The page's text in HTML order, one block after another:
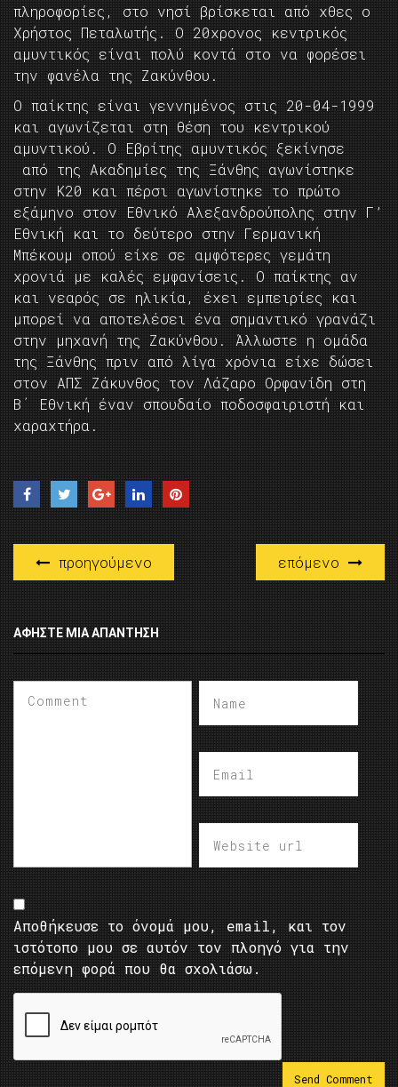
πληροφορίες, στο νησί βρίσκεται από χθες ο
Χρήστος Πεταλωτής. Ο 20χρονος κεντρικός
αμυντικός είναι πολύ κοντά στο να φορέσει
την φανέλα της Ζακύνθου.
Ο παίκτης είναι γεννημένος στις 20-04-1999
και αγωνίζεται στη θέση του κεντρικού
αμυντικού. Ο Εβρίτης αμυντικός ξεκίνησε
από της Ακαδημίες της Ξάνθης αγωνίστηκε
στην Κ20 και πέρσι αγωνίστηκε το πρώτο
εξάμηνο στον Εθνικό Αλεξανδρούπολης στην Γ’
Εθνική και το δεύτερο στην Γερμανική
Μπέκουμ οπού είχε σε αμφότερες γεμάτη
χρονιά με καλές εμφανίσεις. Ο παίκτης αν
και νεαρός σε ηλικία, έχει εμπειρίες και
μπορεί να αποτελέσει ένα σημαντικό γρανάζι
στην μηχανή της Ζακύνθου. Άλλωστε η ομάδα
της Ξάνθης πριν από λίγα χρόνια είχε δώσει
στον ΑΠΣ Ζάκυνθος τον Λάζαρο Ορφανίδη στη
Β΄ Εθνική έναν σπουδαίο ποδοσφαιριστή και
χαραχτήρα.
προηγούμενο επόμενο
ΑΦΉΣΤΕ ΜΙΑ ΑΠΆΝΤΗΣΗ
Αποθήκευσε το όνομά μου, email, και τον
ιστότοπο μου σε αυτόν τον πλοηγό για την
επόμενη φορά που θα σχολιάσω.